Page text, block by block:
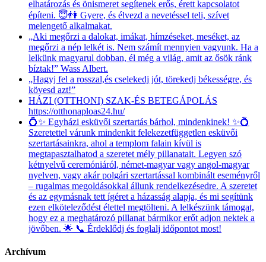
elhatározás és önismeret segítenek erős, érett kapcsolatot
építeni. 😇👫 Gyere, és élvezd a nevetéssel teli, szívet
melengető alkalmakat.
„Aki megőrzi a dalokat, imákat, hímzéseket, meséket, az
megőrzi a nép lelkét is. Nem számít mennyien vagyunk. Ha a
lelkünk magyarul dobban, él még a világ, amit az ősök ránk
bíztak!” Wass Albert.
„Hagyj fel a rosszal,és cselekedj jót, törekedj békességre, és
kövesd azt!”
HÁZI (OTTHONI) SZAK-ÉS BETEGÁPOLÁS
https://otthonaploas24.hu/
💍✨ Egyházi esküvői szertartás bárhol, mindenkinek! ✨💍
Szeretettel várunk mindenkit felekezetfüggetlen esküvői
szertartásainkra, ahol a templom falain kívül is
megtapasztalhatod a szeretet mély pillanatait. Legyen szó
kétnyelvű ceremóniáról, német-magyar vagy angol-magyar
nyelven, vagy akár polgári szertartással kombinált eseményről
– rugalmas megoldásokkal állunk rendelkezésedre. A szeretet
és az egymásnak tett ígéret a házasság alapja, és mi segítünk
ezen elköteleződést élettel megtölteni. A lelkészünk támogat,
hogy ez a meghatározó pillanat bármikor erőt adjon nektek a
jövőben. 🌟 📞 Érdeklődj és foglalj időpontot most!
Archívum